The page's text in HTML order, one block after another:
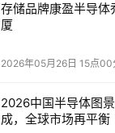
存储品牌康盈半导
厦
2026年05月26日 15点00
2026中国半导体图
成，全球市场再平衡